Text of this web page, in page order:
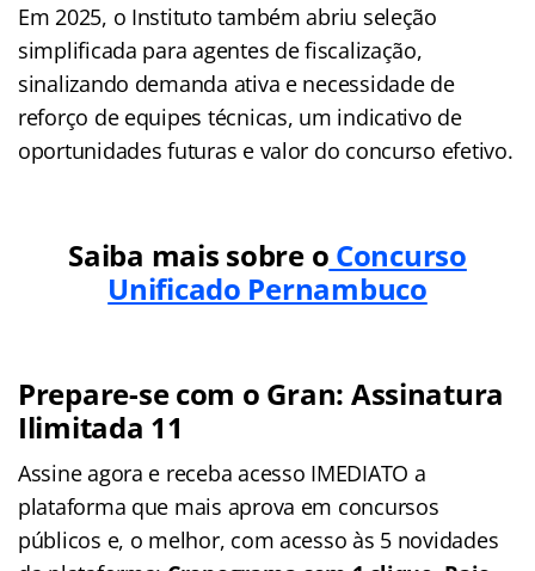
Em 2025, o Instituto também abriu seleção
simplificada para agentes de fiscalização,
sinalizando demanda ativa e necessidade de
reforço de equipes técnicas, um indicativo de
oportunidades futuras e valor do concurso efetivo.
Saiba mais sobre o Concurso
Unificado Pernambuco
Prepare-se com o Gran: Assinatura
Ilimitada 11
Assine agora e receba acesso IMEDIATO a
plataforma que mais aprova em concursos
públicos e, o melhor, com acesso às 5 novidades